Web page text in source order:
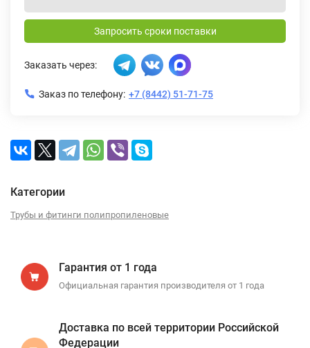
Запросить сроки поставки
Заказать через:
Заказ по телефону: +7 (8442) 51-71-75
Категории
Трубы и фитинги полипропиленовые
Гарантия от 1 года
Официальная гарантия производителя от 1 года
Доставка по всей территории Российской
Федерации